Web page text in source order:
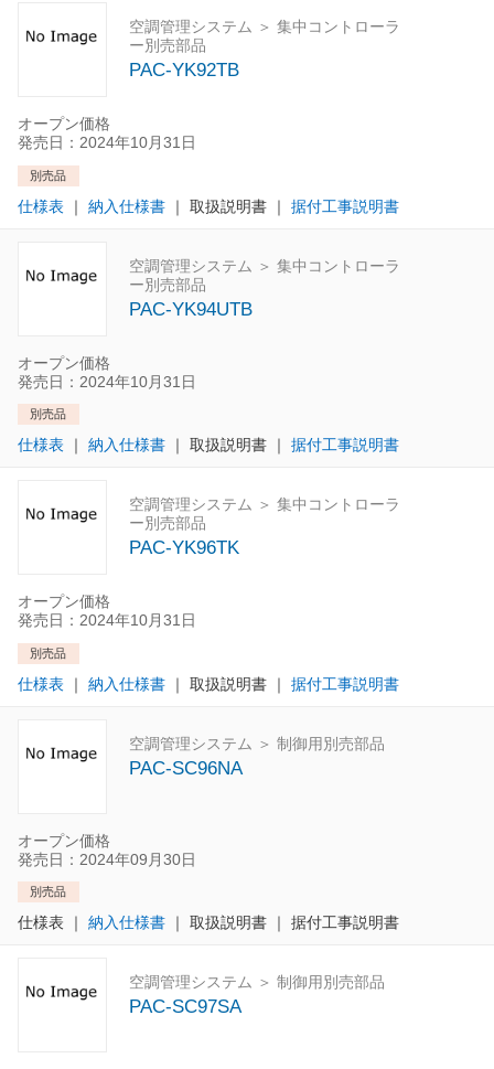
空調管理システム ＞ 集中コントローラ
ー別売部品
PAC-YK92TB
オープン価格
発売日：2024年10月31日
別売品
仕様表 ｜ 納入仕様書 ｜ 取扱説明書｜ 据付工事説明書
空調管理システム ＞ 集中コントローラ
ー別売部品
PAC-YK94UTB
オープン価格
発売日：2024年10月31日
別売品
仕様表 ｜ 納入仕様書 ｜ 取扱説明書｜ 据付工事説明書
空調管理システム ＞ 集中コントローラ
ー別売部品
PAC-YK96TK
オープン価格
発売日：2024年10月31日
別売品
仕様表 ｜ 納入仕様書 ｜ 取扱説明書｜ 据付工事説明書
空調管理システム ＞ 制御用別売部品
PAC-SC96NA
オープン価格
発売日：2024年09月30日
別売品
仕様表 ｜ 納入仕様書 ｜ 取扱説明書｜ 据付工事説明書
空調管理システム ＞ 制御用別売部品
PAC-SC97SA